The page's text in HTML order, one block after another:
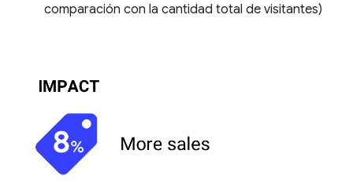
comparación con la cantidad total de visitantes)